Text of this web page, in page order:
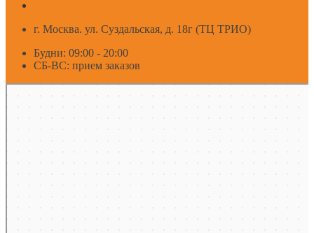
г. Москва. ул. Суздальская, д. 18г (ТЦ ТРИО)
Будни: 09:00 - 20:00
СБ-ВС: прием заказов